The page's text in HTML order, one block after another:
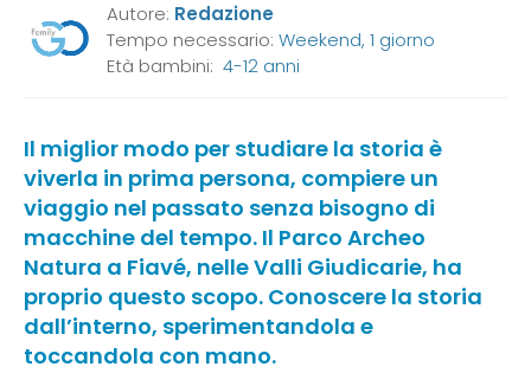
Autore: Redazione
Tempo necessario: Weekend, 1 giorno
Età bambini: 4-12 anni
Il miglior modo per studiare la storia è
viverla in prima persona, compiere un
viaggio nel passato senza bisogno di
macchine del tempo. Il Parco Archeo
Natura a Fiavé, nelle Valli Giudicarie, ha
proprio questo scopo. Conoscere la storia
dall’interno, sperimentandola e
toccandola con mano.